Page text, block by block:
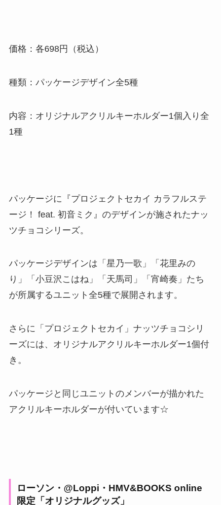
価格：各698円（税込）
種類：パッケージデザイン全5種
内容：オリジナルアクリルキーホルダー1個入り全
1種
パッケージに『プロジェクトセカイ カラフルステ
ージ！ feat. 初音ミク』のデザインが施されたナッ
ツチョコシリーズ。
パッケージデザインは「星乃一歌」「花里みの
り」「小豆沢こはね」「天馬司」「宵崎奏」たち
が所属するユニット全5種で展開されます。
さらに「プロジェクトセカイ」ナッツチョコシリ
ーズには、オリジナルアクリルキーホルダー1個付
き。
パッケージと同じユニットのメンバーが描かれた
アクリルキーホルダーが付いています☆
ローソン・@Loppi・HMV&BOOKS online
限定「オリジナルグッズ」